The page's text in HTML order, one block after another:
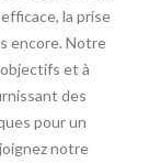
la prise
encore. Notre
et à
des
pour un
notre